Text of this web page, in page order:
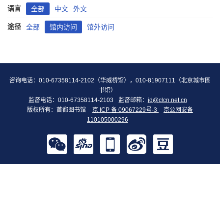
语言 全部 中文 外文
途径 全部 馆内访问 馆外访问
咨询电话：010-67358114-2102（华威桥馆），010-81907111（北京城市图
书馆）
监督电话：010-67358114-2103
监督邮箱： jd@clcn.net.cn
版权所有：首都图书馆
京 ICP 备 09067229号-3
京公网安备
110105000296